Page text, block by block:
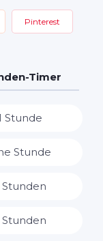
Pinterest
Timer
Stunde
Stunde
Stunden
Stunden